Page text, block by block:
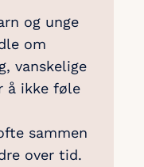
og unge
om
vanskelige
å ikke føle
sammen
over tid.